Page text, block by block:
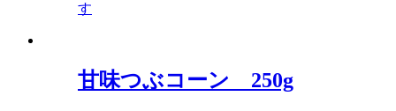
す
甘味つぶコーン 250g